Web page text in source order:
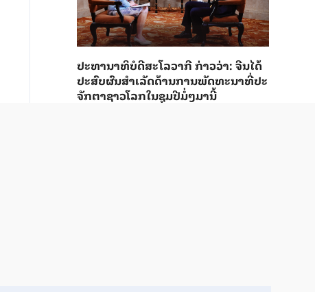
ປະ​ທາ​ນາ​ທິ​ບໍ​ດີ​ສະ​ໂລ​ວາ​ກີ ກ່າວ​ວ່າ: ຈີນ​ໄດ້​
ປະ​ສົບ​ຜົ​ນ​ສຳ​ເລັດ​ດ້ານ​ການ​ພັດ​ທະ​ນາ​ທີ່​ປະ​
ຈັກ​ຕາ​ຊາວ​ໂລກ​ໃນ​ຊຸມ​ປີ​ມໍ່ໆ​ມາ​ນີ້